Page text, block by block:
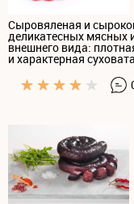
Сыровяленая и
деликатесных мясных
внешнего вида:
и характерная